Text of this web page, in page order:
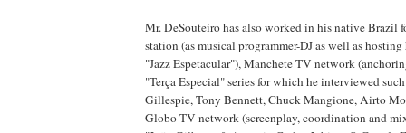
Mr. DeSouteiro has also worked in his native Brazil
station (as musical programmer-DJ as well as
"Jazz Espetacular"), Manchete TV network
"Terça Especial" series for which he interviewed
Gillespie, Tony Bennett, Chuck Mangione, Airto
Globo TV network (screenplay, coordination and